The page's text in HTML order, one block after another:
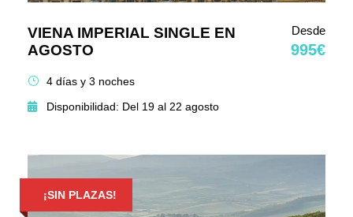
VIENA IMPERIAL SINGLE EN
AGOSTO
Desde
995€
4 días y 3 noches
Disponibilidad: Del 19 al 22 agosto
¡SIN PLAZAS!